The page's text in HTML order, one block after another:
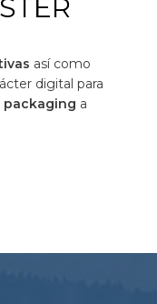
así como
digital para
packaging a